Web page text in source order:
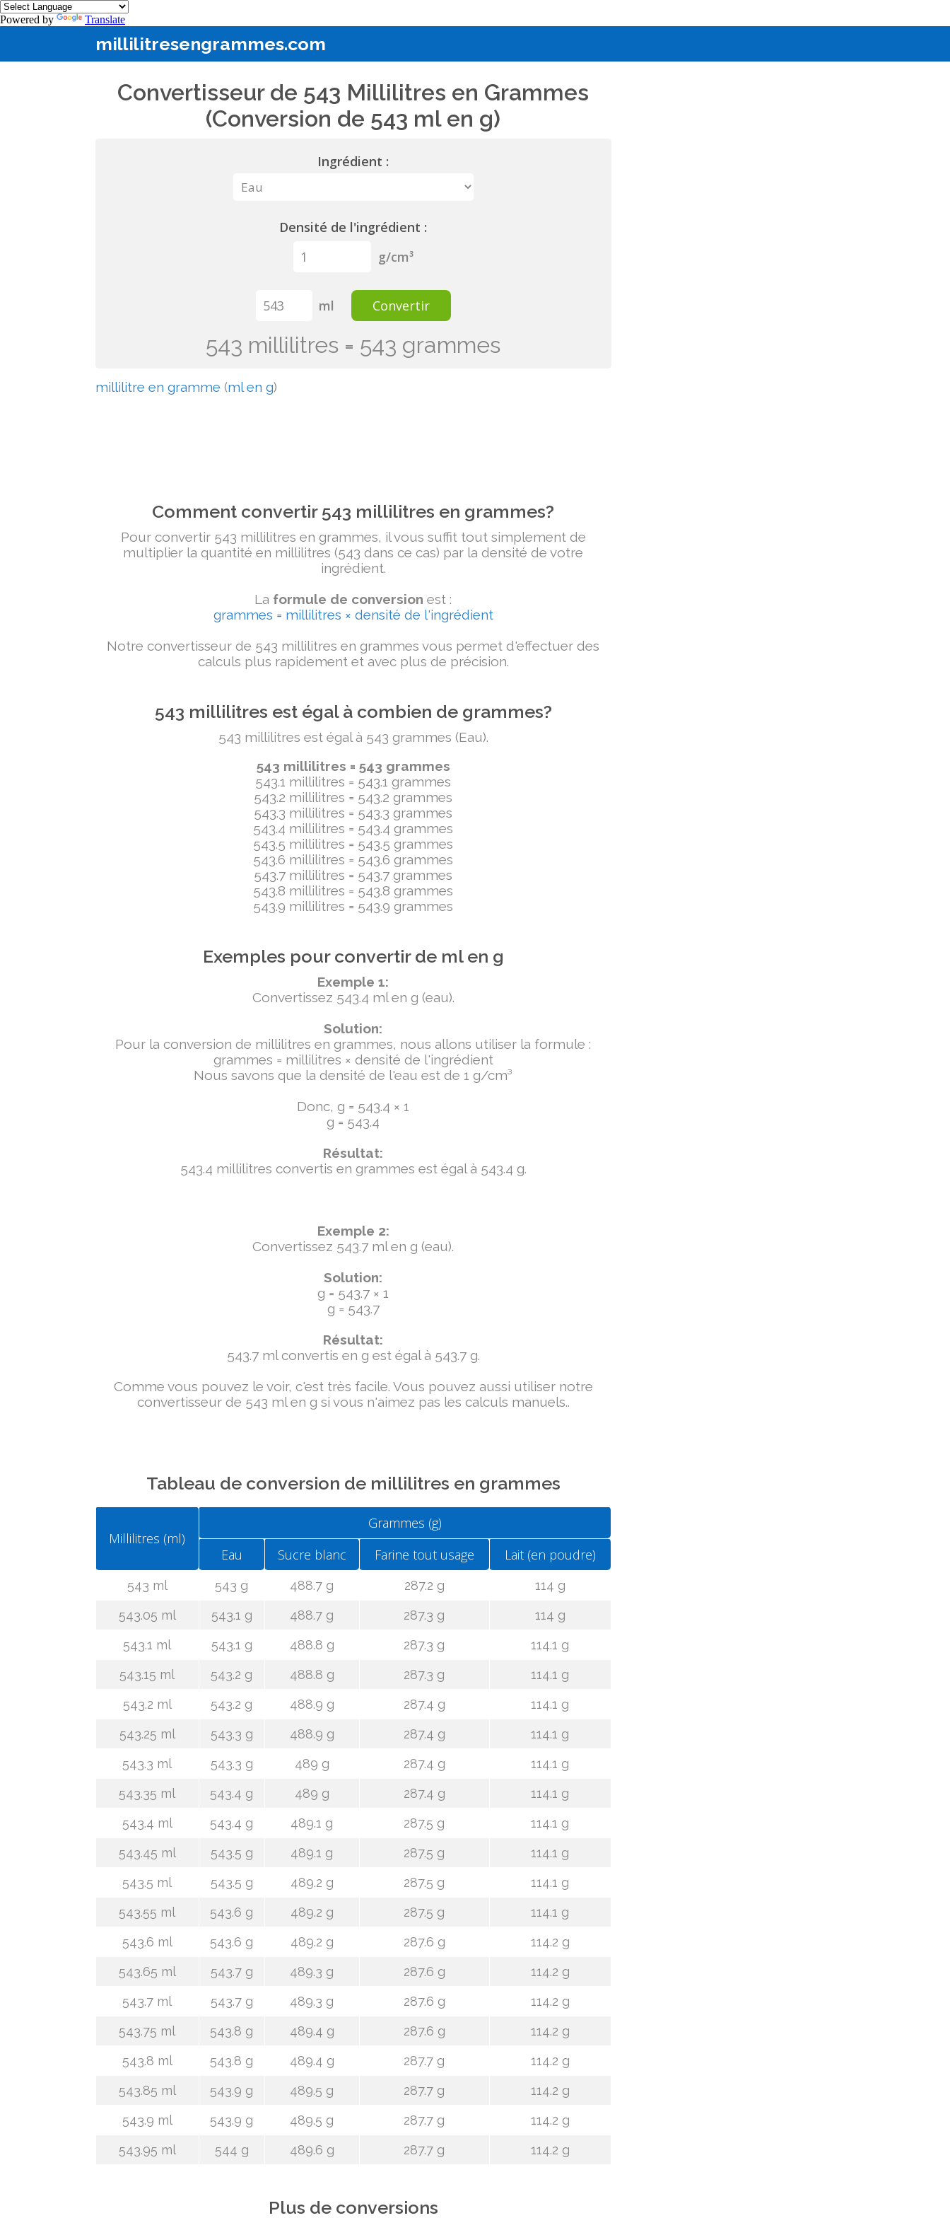
Powered by Translate
millilitresengrammes.com
Convertisseur de 543 Millilitres en Grammes
(Conversion de 543 ml en g)
Ingrédient :
Densité de l'ingrédient :
g/cm³
ml Convertir
543 millilitres = 543 grammes
millilitre en gramme (ml en g)
Comment convertir 543 millilitres en grammes?
Pour convertir 543 millilitres en grammes, il vous suffit tout simplement de
multiplier la quantité en millilitres (543 dans ce cas) par la densité de votre
ingrédient.
La formule de conversion est :
grammes = millilitres × densité de l'ingrédient
Notre convertisseur de 543 millilitres en grammes vous permet d'effectuer des
calculs plus rapidement et avec plus de précision.
543 millilitres est égal à combien de grammes?
543 millilitres est égal à 543 grammes (Eau).
543 millilitres = 543 grammes
543.1 millilitres = 543.1 grammes
543.2 millilitres = 543.2 grammes
543.3 millilitres = 543.3 grammes
543.4 millilitres = 543.4 grammes
543.5 millilitres = 543.5 grammes
543.6 millilitres = 543.6 grammes
543.7 millilitres = 543.7 grammes
543.8 millilitres = 543.8 grammes
543.9 millilitres = 543.9 grammes
Exemples pour convertir de ml en g
Exemple 1:
Convertissez 543.4 ml en g (eau).
Solution:
Pour la conversion de millilitres en grammes, nous allons utiliser la formule :
grammes = millilitres × densité de l'ingrédient
Nous savons que la densité de l'eau est de 1 g/cm³
Donc, g = 543.4 × 1
g = 543.4
Résultat:
543.4 millilitres convertis en grammes est égal à 543.4 g.
Exemple 2:
Convertissez 543.7 ml en g (eau).
Solution:
g = 543.7 × 1
g = 543.7
Résultat:
543.7 ml convertis en g est égal à 543.7 g.
Comme vous pouvez le voir, c'est très facile. Vous pouvez aussi utiliser notre
convertisseur de 543 ml en g si vous n'aimez pas les calculs manuels..
Tableau de conversion de millilitres en grammes
Millilitres (ml)
Grammes (g)
Eau
Sucre blanc Farine tout usage Lait (en poudre)
543 ml 543 g 488.7 g 287.2 g
114 g
543.05 ml
543.1 g 488.7 g 287.3 g
114 g
543.1 ml
543.1 g 488.8 g 287.3 g
114.1 g
543.15 ml
543.2 g 488.8 g 287.3 g
114.1 g
543.2 ml
543.2 g 488.9 g 287.4 g
114.1 g
543.25 ml
543.3 g 488.9 g 287.4 g
114.1 g
543.3 ml
543.3 g 489 g 287.4 g
114.1 g
543.35 ml
543.4 g 489 g 287.4 g
114.1 g
543.4 ml
543.4 g 489.1 g 287.5 g
114.1 g
543.45 ml
543.5 g 489.1 g 287.5 g
114.1 g
543.5 ml
543.5 g 489.2 g 287.5 g
114.1 g
543.55 ml
543.6 g 489.2 g 287.5 g
114.1 g
543.6 ml
543.6 g 489.2 g 287.6 g
114.2 g
543.65 ml
543.7 g 489.3 g 287.6 g
114.2 g
543.7 ml
543.7 g 489.3 g 287.6 g
114.2 g
543.75 ml
543.8 g 489.4 g 287.6 g
114.2 g
543.8 ml
543.8 g 489.4 g 287.7 g
114.2 g
543.85 ml
543.9 g 489.5 g 287.7 g
114.2 g
543.9 ml
543.9 g 489.5 g 287.7 g
114.2 g
543.95 ml
544 g 489.6 g 287.7 g 114.2 g
Plus de conversions